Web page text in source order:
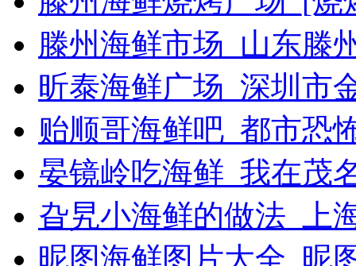
滕州海鲜市场_山东滕
昕泰海鲜广场_深圳市
贻顺哥海鲜吧_都市恐
晏镜岭吃海鲜_我在茂
旮旯小海鲜的做法_上
昵图海鲜图片大全_昵